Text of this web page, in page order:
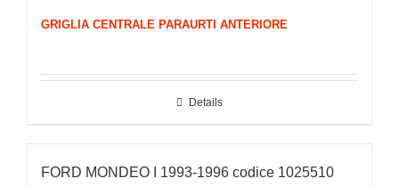
GRIGLIA CENTRALE PARAURTI ANTERIORE
Details
FORD MONDEO I 1993-1996 codice 1025510